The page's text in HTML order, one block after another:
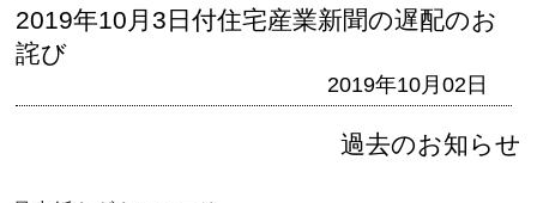
2019年10月3日付住宅産業新聞の遅配のお
詫び
2019年10月02日
過去のお知らせ